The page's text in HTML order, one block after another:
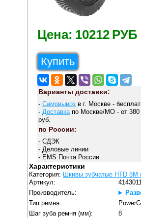
Цена: 10212 РУБ
Купить
Варианты доставки:
- Самовывозв г. Москве -
- Доставкапо Москве/МО - от 380
руб.
по России:
- СДЭК
- Деловые линии
- EMS Почта России
Характеристики
Категория: Шкивы зубчатые HTD 8M
Артикул:
Производитель:
Тип ремня:
Шаг зуба ремня (мм):
8